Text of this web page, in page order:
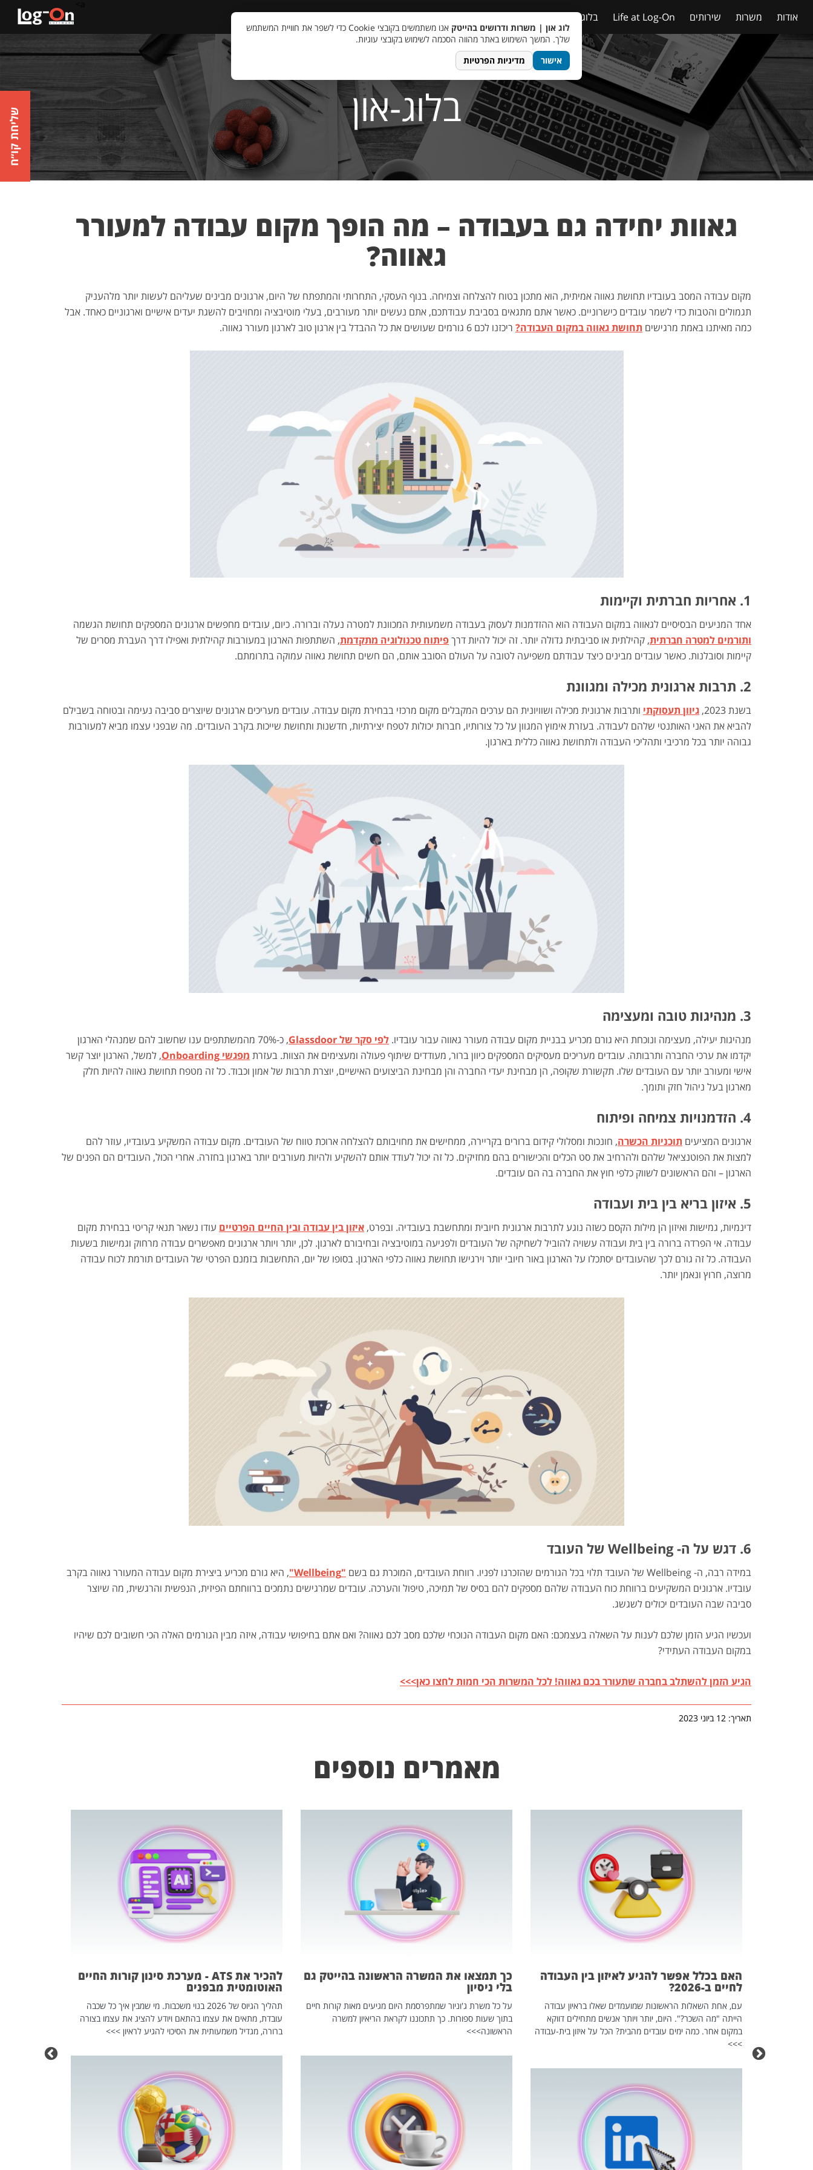
אודות משרות שירותים Life at Log-On בלוג
בלוג-און
גאוות יחידה גם בעבודה – מה הופך מקום עבודה למעורר
גאווה?
מקום עבודה המסב בעובדיו תחושת גאווה אמיתית, הוא מתכון בטוח להצלחה וצמיחה. בנוף העסקי, התחרותי והמתפתח של היום, ארגונים מבינים שעליהם לעשות יותר מלהעניק
תגמולים והטבות כדי לשמר עובדים כישרוניים. כאשר אתם מתגאים בסביבת עבודתכם, אתם נעשים יותר מעורבים, בעלי מוטיבציה ומחויבים להשגת יעדים אישיים וארגוניים כאחד. אבל
כמה מאיתנו באמת מרגישים תחושת גאווה במקום העבודה? ריכזנו לכם 6 גורמים שעושים את כל ההבדל בין ארגון טוב לארגון מעורר גאווה.
1. אחריות חברתית וקיימות
אחד המניעים הבסיסיים לגאווה במקום העבודה הוא ההזדמנות לעסוק בעבודה משמעותית המכוונת למטרה נעלה וברורה. כיום, עובדים מחפשים ארגונים המספקים תחושת הגשמה
ותורמים למטרה חברתית, קהילתית או סביבתית גדולה יותר. זה יכול להיות דרךפיתוח טכנולוגיה מתקדמת, השתתפות הארגון במעורבות קהילתית ואפילו דרך העברת מסרים של
קיימות וסובלנות. כאשר עובדים מבינים כיצד עבודתם משפיעה לטובה על העולם הסובב אותם, הם חשים תחושת גאווה עמוקה בתרומתם.
2. תרבות ארגונית מכילה ומגוונת
בשנת 2023, גיוון תעסוקתי ותרבות ארגונית מכילה ושוויונית הם ערכים המקבלים מקום מרכזי בבחירת מקום עבודה. עובדים מעריכים ארגונים שיוצרים סביבה נעימה ובטוחה בשבילם
להביא את האני האותנטי שלהם לעבודה. בעזרת אימוץ המגוון על כל צורותיו, חברות יכולות לטפח יצירתיות, חדשנות ותחושת שייכות בקרב העובדים. מה שבפני עצמו מביא למעורבות
גבוהה יותר בכל מרכיבי ותהליכי העבודה ולתחושת גאווה כללית בארגון.
3. מנהיגות טובה ומעצימה
מנהיגות יעילה, מעצימה ונוכחת היא גורם מכריע בבניית מקום עבודה מעורר גאווה עבור עובדיו. לפי סקר של Glassdoor
, כ-70% מהמשתתפים ענו שחשוב להם שמנהלי הארגון
יקדמו את ערכי החברה ותרבותה. עובדים מעריכים מעסיקים המספקים כיוון ברור, מעודדים שיתוף פעולה ומעצימים את הצוות. בעזרת מפגשי Onboarding
, למשל, הארגון יוצר קשר
אישי ומעורב יותר עם העובדים שלו. תקשורת שקופה, הן מבחינת יעדי החברה והן מבחינת הביצועים האישיים, יוצרת תרבות של אמון וכבוד. כל זה מטפח תחושת גאווה להיות חלק
מארגון בעל ניהול חזק ותומך.
4. הזדמנויות צמיחה ופיתוח
ארגונים המציעים תוכניות הכשרה, חונכות ומסלולי קידום ברורים בקריירה, ממחישים את מחויבותם להצלחה ארוכת טווח של העובדים. מקום עבודה המשקיע בעובדיו, עוזר להם
למצות את הפוטנציאל שלהם ולהרחיב את סט הכלים והכישורים בהם מחזיקים. כל זה יכול לעודד אותם להשקיע ולהיות מעורבים יותר בארגון בחזרה. אחרי הכול, העובדים הם הפנים של
הארגון – והם הראשונים לשווק כלפי חוץ את החברה בה הם עובדים.
5. איזון בריא בין בית ועבודה
דינמיות, גמישות ואיזון הן מילות הקסם כשזה נוגע לתרבות ארגונית חיובית ומתחשבת בעובדיה. ובפרט, איזון בין עבודה ובין החיים הפרטיים עודו נשאר תנאי קריטי בבחירת מקום
עבודה. אי הפרדה ברורה בין בית ועבודה עשויה להוביל לשחיקה של העובדים ולפגיעה במוטיבציה ובחיבורם לארגון. לכן, יותר ויותר ארגונים מאפשרים עבודה מרחוק וגמישות בשעות
העבודה. כל זה גורם לכך שהעובדים יסתכלו על הארגון באור חיובי יותר וירגישו תחושת גאווה כלפי הארגון. בסופו של יום, התחשבות בזמנם הפרטי של העובדים תורמת לכוח עבודה
מרוצה, חרוץ ונאמן יותר.
6. דגש על ה- Wellbeing של העובד
במידה רבה, ה- Wellbeing של העובד תלוי בכל הגורמים שהזכרנו לפניו. רווחת העובדים, המוכרת גם בשם "Wellbeing"
, היא גורם מכריע ביצירת מקום עבודה המעורר גאווה בקרב
עובדיו. ארגונים המשקיעים ברווחת כוח העבודה שלהם מספקים להם בסיס של תמיכה, טיפול והערכה. עובדים שמרגישים נתמכים ברווחתם הפיזית, הנפשית והרגשית, מה שיוצר
סביבה שבה העובדים יכולים לשגשג.
ועכשיו הגיע הזמן שלכם לענות על השאלה בעצמכם: האם מקום העבודה הנוכחי שלכם מסב לכם גאווה? ואם אתם בחיפושי עבודה, איזה מבין הגורמים האלה הכי חשובים לכם שיהיו
במקום העבודה העתידי?
הגיע הזמן להשתלב בחברה שתעורר בכם גאווה! לכל המשרות הכי חמות לחצו כאן>>>
תאריך: 12 ביוני 2023
מאמרים נוספים
האם בכלל אפשר להגיע לאיזון בין העבודה
לחיים ב-2026?
עם, אחת השאלות הראשונות שמועמדים שאלו בראיון עבודה
הייתה "מה השכר?". היום, יותר ויותר אנשים מתחילים דווקא
במקום אחר. כמה ימים עובדים מהבית? הכל על איזון בית-עבודה
>>>
כך תמצאו את המשרה הראשונה בהייטק גם
בלי ניסיון
על כל משרת ג'וניור שמתפרסמת היום מגיעים מאות קורות חיים
בתוך שעות ספורות. כך תתכוננו לקראת הריאיון למשרה
הראשונה>>>
להכיר את ATS - מערכת סינון קורות החיים
האוטומטית מבפנים
תהליך הגיוס של 2026 בנוי משכבות. מי שמבין איך כל שכבה
עובדת, מתאים את עצמו בהתאם ויודע להציג את עצמו בצורה
ברורה, מגדיל משמעותית את הסיכוי להגיע לראיון >>>
לוג און | משרות ודרושים בהייטק
אנו משתמשים בקובצי Cookie כדי לשפר את חוויית המשתמש
שלך. המשך השימוש באתר מהווה הסכמה לשימוש בקובצי עוגיות.
אישור
מדיניות הפרטיות
שליחת קו״ח